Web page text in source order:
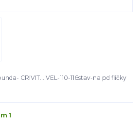
CRIVIT... VEL-110-116stav-na pd flíčky
1